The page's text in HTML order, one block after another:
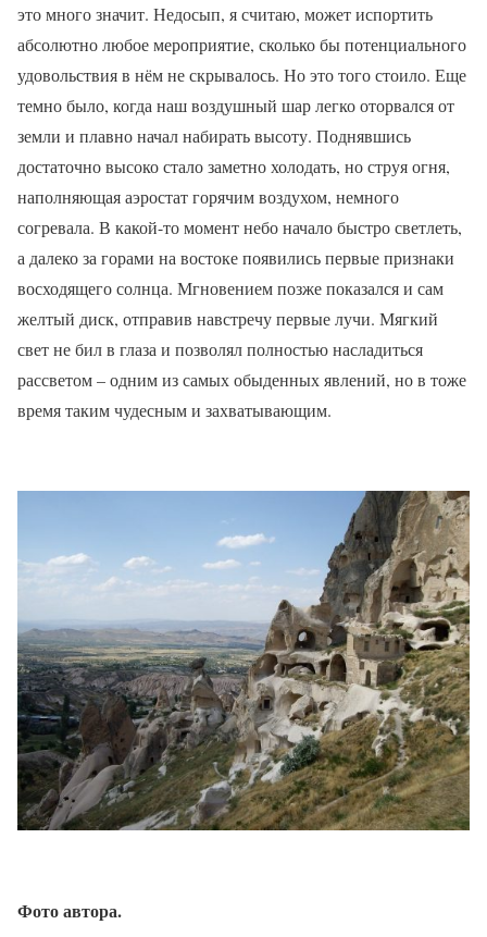
это много значит. Недосып, я считаю, может испортить
абсолютно любое мероприятие, сколько бы потенциального
удовольствия в нём не скрывалось. Но это того стоило. Еще
темно было, когда наш воздушный шар легко оторвался от
земли и плавно начал набирать высоту. Поднявшись
достаточно высоко стало заметно холодать, но струя огня,
наполняющая аэростат горячим воздухом, немного
согревала. В какой-то момент небо начало быстро светлеть,
а далеко за горами на востоке появились первые признаки
восходящего солнца. Мгновением позже показался и сам
желтый диск, отправив навстречу первые лучи. Мягкий
свет не бил в глаза и позволял полностью насладиться
рассветом – одним из самых обыденных явлений, но в тоже
время таким чудесным и захватывающим.
Фото автора.